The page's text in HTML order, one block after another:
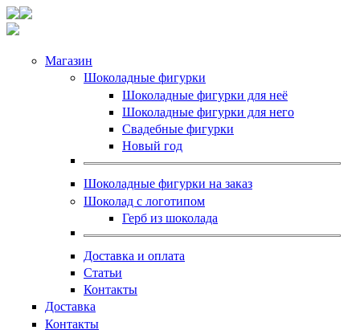
Магазин
Шоколадные фигурки
Шоколадные фигурки для неё
Шоколадные фигурки для него
Свадебные фигурки
Новый год
Шоколадные фигурки на заказ
Шоколад с логотипом
Герб из шоколада
Доставка и оплата
Статьи
Контакты
Доставка
Контакты